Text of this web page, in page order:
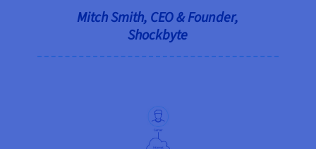
Mitch Smith, CEO & Founder,
Shockbyte